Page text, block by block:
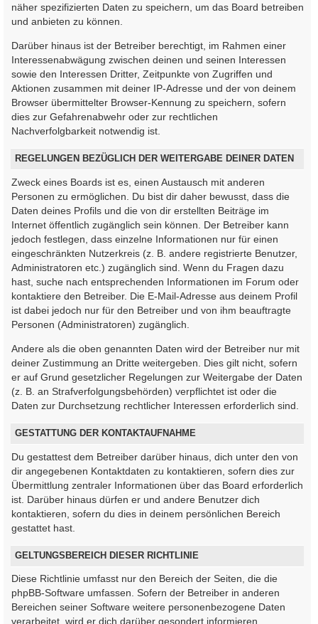
näher spezifizierten Daten zu speichern, um das Board betreiben
und anbieten zu können.
Darüber hinaus ist der Betreiber berechtigt, im Rahmen einer
Interessenabwägung zwischen deinen und seinen Interessen
sowie den Interessen Dritter, Zeitpunkte von Zugriffen und
Aktionen zusammen mit deiner IP-Adresse und der von deinem
Browser übermittelter Browser-Kennung zu speichern, sofern
dies zur Gefahrenabwehr oder zur rechtlichen
Nachverfolgbarkeit notwendig ist.
REGELUNGEN BEZÜGLICH DER WEITERGABE DEINER DATEN
Zweck eines Boards ist es, einen Austausch mit anderen
Personen zu ermöglichen. Du bist dir daher bewusst, dass die
Daten deines Profils und die von dir erstellten Beiträge im
Internet öffentlich zugänglich sein können. Der Betreiber kann
jedoch festlegen, dass einzelne Informationen nur für einen
eingeschränkten Nutzerkreis (z. B. andere registrierte Benutzer,
Administratoren etc.) zugänglich sind. Wenn du Fragen dazu
hast, suche nach entsprechenden Informationen im Forum oder
kontaktiere den Betreiber. Die E-Mail-Adresse aus deinem Profil
ist dabei jedoch nur für den Betreiber und von ihm beauftragte
Personen (Administratoren) zugänglich.
Andere als die oben genannten Daten wird der Betreiber nur mit
deiner Zustimmung an Dritte weitergeben. Dies gilt nicht, sofern
er auf Grund gesetzlicher Regelungen zur Weitergabe der Daten
(z. B. an Strafverfolgungsbehörden) verpflichtet ist oder die
Daten zur Durchsetzung rechtlicher Interessen erforderlich sind.
GESTATTUNG DER KONTAKTAUFNAHME
Du gestattest dem Betreiber darüber hinaus, dich unter den von
dir angegebenen Kontaktdaten zu kontaktieren, sofern dies zur
Übermittlung zentraler Informationen über das Board erforderlich
ist. Darüber hinaus dürfen er und andere Benutzer dich
kontaktieren, sofern du dies in deinem persönlichen Bereich
gestattet hast.
GELTUNGSBEREICH DIESER RICHTLINIE
Diese Richtlinie umfasst nur den Bereich der Seiten, die die
phpBB-Software umfassen. Sofern der Betreiber in anderen
Bereichen seiner Software weitere personenbezogene Daten
verarbeitet, wird er dich darüber gesondert informieren.